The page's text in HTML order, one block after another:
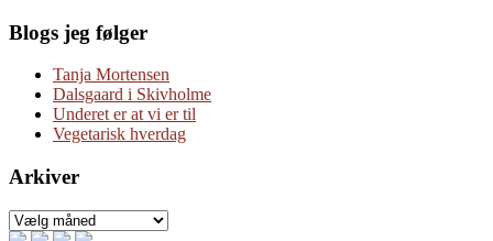
Blogs jeg følger
Tanja Mortensen
Dalsgaard i Skivholme
Underet er at vi er til
Vegetarisk hverdag
Arkiver
Arkiver